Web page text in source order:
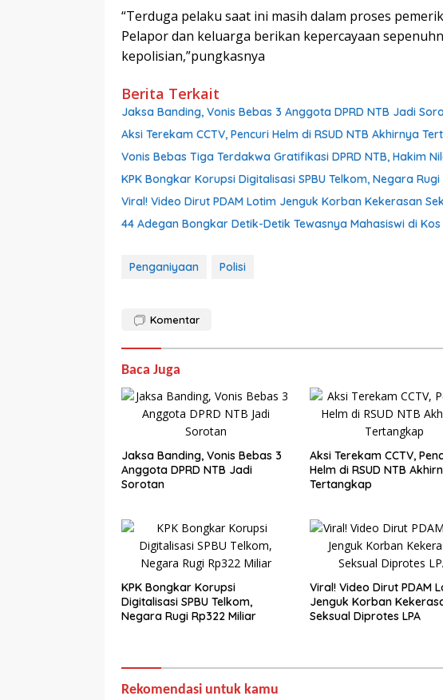
“Terduga pelaku saat ini masih dalam proses
Pelapor dan keluarga berikan kepercayaan
kepolisian,”pungkasnya
Berita Terkait
Jaksa Banding, Vonis Bebas 3 Anggota DPRD NTB Jadi
Aksi Terekam CCTV, Pencuri Helm di RSUD NTB Akhirnya
Vonis Bebas Tiga Terdakwa Gratifikasi DPRD NTB, Hakim
KPK Bongkar Korupsi Digitalisasi SPBU Telkom, Negara
Viral! Video Dirut PDAM Lotim Jenguk Korban Kekerasan
44 Adegan Bongkar Detik-Detik Tewasnya Mahasiswi di
Penganiyaan Polisi
Komentar
Baca Juga
Jaksa Banding, Vonis Bebas 3
Anggota DPRD NTB Jadi
Sorotan
Aksi Terekam CCTV,
Helm di RSUD NTB
Tertangkap
KPK Bongkar Korupsi
Digitalisasi SPBU Telkom,
Negara Rugi Rp322 Miliar
Viral! Video Dirut PDAM
Jenguk Korban
Seksual Diprotes LPA
Rekomendasi untuk kamu